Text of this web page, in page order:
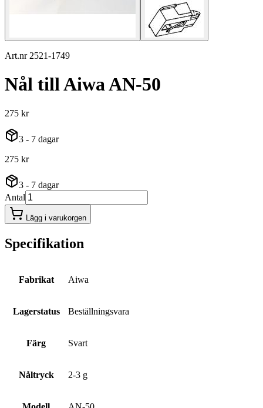
Art.nr 2521-1749
Nål till Aiwa AN-50
275 kr
3 - 7 dagar
275 kr
3 - 7 dagar
Antal
Lägg i varukorgen
Specifikation
Fabrikat Aiwa
Lagerstatus Beställningsvara
Färg Svart
Nåltryck 2-3 g